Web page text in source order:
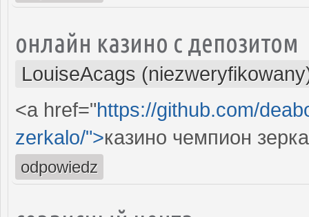
онлайн казино с депозитом
LouiseAcags
<a href="https://github.com/
zerkalo/">казино чемпион
odpowiedz